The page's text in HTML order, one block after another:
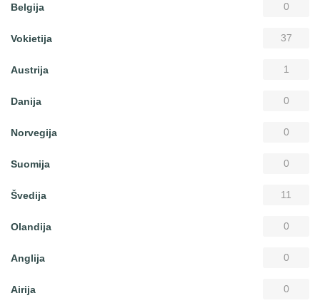
Belgija 0
Vokietija 37
Austrija 1
Danija 0
Norvegija 0
Suomija 0
Švedija 11
Olandija 0
Anglija 0
Airija 0